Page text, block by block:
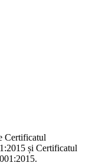
Certificatul
și Certificatul